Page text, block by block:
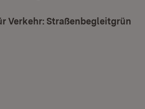
Verkehr: Straßenbegleitgrün